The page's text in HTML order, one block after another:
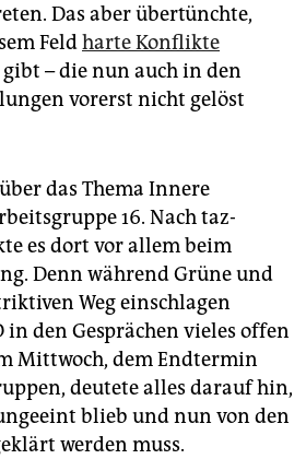
Das aber übertünchte,
Feldharte Konflikte
– die nun auch in den
vorerst nicht gelöst
das Thema Innere
16. Nach taz-
es dort vor allem beim
Denn während Grüne und
Weg einschlagen
in den Gesprächen vieles offen
Mittwoch, dem Endtermin
deutete alles darauf hin,
blieb und nun von den
werden muss.